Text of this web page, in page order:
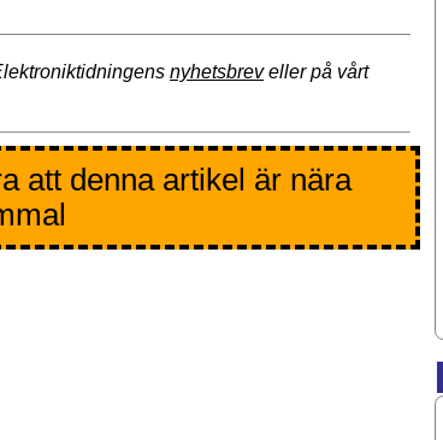
nyhetsbreveller på vårt
att denna artikel är nära